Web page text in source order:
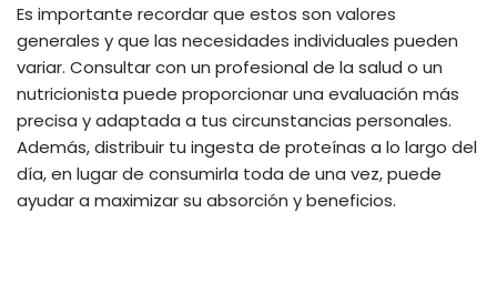
Es importante recordar que estos son valores
generales y que las necesidades individuales pueden
variar. Consultar con un profesional de la salud o un
nutricionista puede proporcionar una evaluación más
precisa y adaptada a tus circunstancias personales.
Además, distribuir tu ingesta de proteínas a lo largo del
día, en lugar de consumirla toda de una vez, puede
ayudar a maximizar su absorción y beneficios.